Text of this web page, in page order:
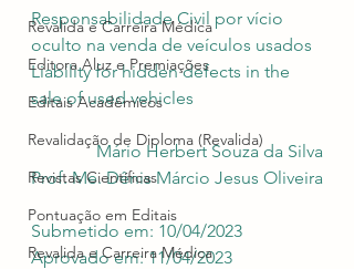
Revalida e Carreira Médica
Editora Aluz e Premiações
Editais Acadêmicos
Revalidação de Diploma (Revalida)
Revistas Científicas
Pontuação em Editais
Revalida e Carreira Médica
Responsabilidade Civil por vício
oculto na venda de veículos usados
Liability for hidden defects in the
sale of used vehicles
Mário Herbert Souza da Silva
Prof. Me. Dênis Márcio Jesus Oliveira
Submetido em: 10/04/2023
Aprovado em: 11/04/2023